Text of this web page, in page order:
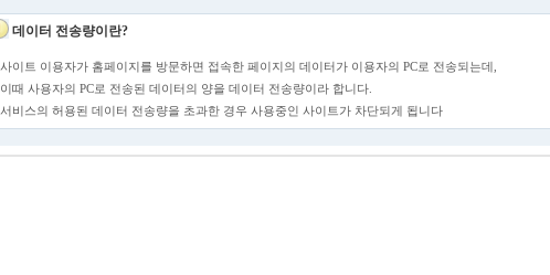
데이터 전송량이란?
사이트 이용자가 홈페이지를 방문하면 접속한 페이지의 데이터가 이용자의 PC로 전송되는데,
이때 사용자의 PC로 전송된 데이터의 양을 데이터 전송량이라 합니다.
서비스의 허용된 데이터 전송량을 초과한 경우 사용중인 사이트가 차단되게 됩니다